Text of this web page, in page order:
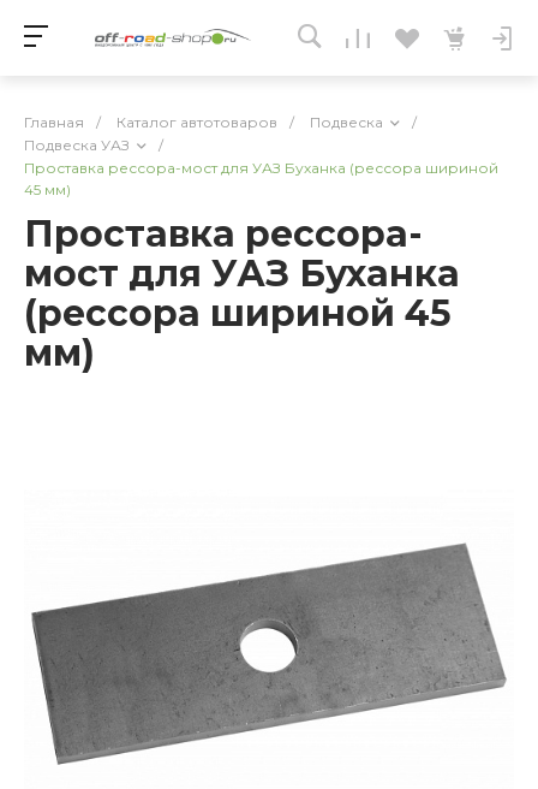
Главная / Каталог автотоваров / Подвеска
/
Подвеска УАЗ
/
Проставка рессора-мост для УАЗ Буханка (рессора шириной
45 мм)
Проставка рессора-
мост для УАЗ Буханка
(рессора шириной 45
мм)